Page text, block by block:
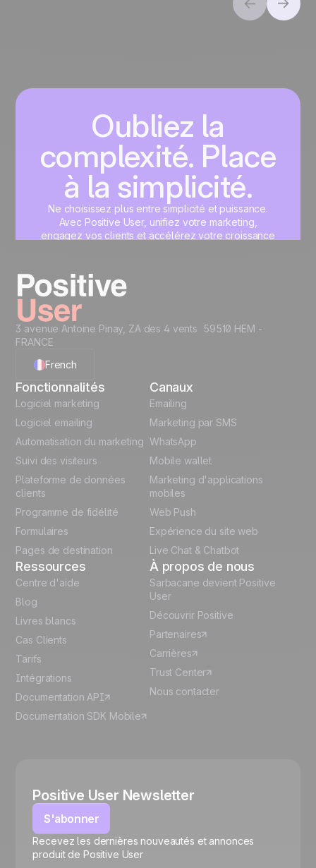
🍪
Oubliez la
complexité. Place
à la simplicité.
Ne choisissez plus entre simplicité et puissance.
Avec Positive User, unifiez votre marketing,
engagez vos clients et accélérez votre croissance
Commencez maintenant
3 avenue Antoine Pinay, ZA des 4 vents 59510 HEM -
FRANCE
French
English
German
Italian
Fonctionnalités
Logiciel marketing
Logiciel emailing
Automatisation du marketing
Suivi des visiteurs
Plateforme de données
clients
Programme de fidélité
Formulaires
Pages de destination
Canaux
Emailing
Marketing par SMS
WhatsApp
Mobile wallet
Marketing d'applications
mobiles
Web Push
Expérience du site web
Live Chat & Chatbot
Ressources
Centre d'aide
Blog
Livres blancs
Cas Clients
Tarifs
Intégrations
Documentation API
Documentation SDK Mobile
À propos de nous
Sarbacane devient Positive
User
Découvrir Positive
Partenaires
Carrières
Trust Center
Nous contacter
Positive User Newsletter
S'abonner
Recevez les dernières nouveautés et annonces
produit de Positive User